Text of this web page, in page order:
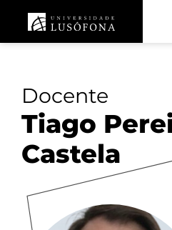
Docente
Tiago
Castela